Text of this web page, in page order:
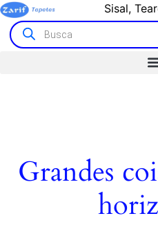
Sisal,
Grandes